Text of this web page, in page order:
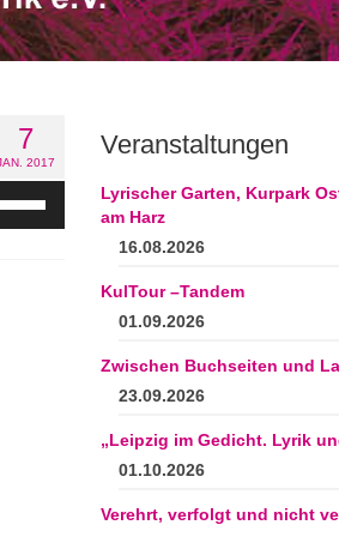
7
2017
Runter
Veranstaltungen
Lyrischer Garten, Kurpark
am Harz
16.08.2026
KulTour –Tandem
01.09.2026
Zwischen Buchseiten und
23.09.2026
„Leipzig im Gedicht. Lyrik
01.10.2026
Verehrt, verfolgt und nicht